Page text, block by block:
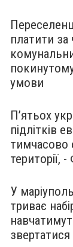
платити за
умови
П’ятьох
підлітків
тимчасово
території,
У
триває
звертатися